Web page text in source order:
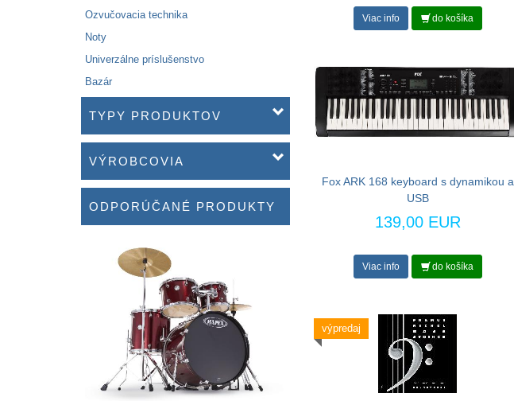
Ozvučovacia technika
Noty
Univerzálne príslušenstvo
Bazár
TYPY PRODUKTOV
VÝROBCOVIA
ODPORÚČANÉ PRODUKTY
Viac info do košíka
Fox ARK 168 keyboard s dynamikou a
USB
139,00 EUR
Viac info do košíka
výpredaj